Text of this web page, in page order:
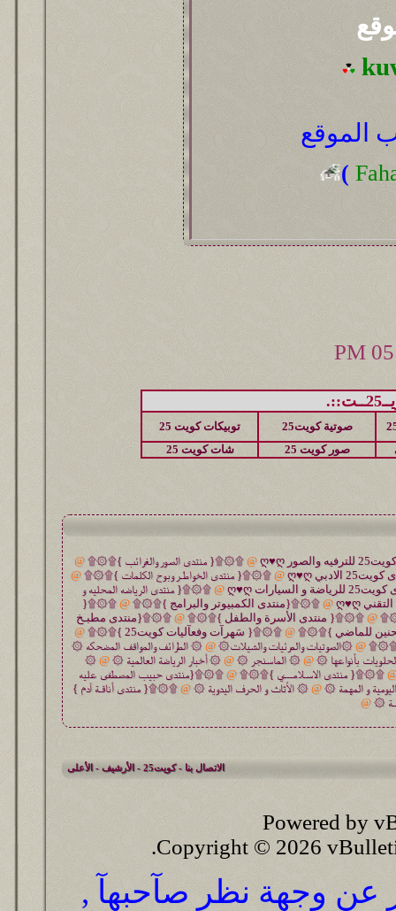
الموقع
(
صوتية كويت25
توبيكات كويت 25
صور كويت 25
شات كويت 25
@ ۩۞۩{ منتدى الصور والغرائب }۩۞۩ @
@۩۞۩{ منتدى الخواطـر وبوح الكلمات }۩۞۩ @
@۩۞۩{ منتدى الرياضه المحليه و
@۩۞۩{منتدى الكمبيوتر والبرامج }۩۞۩ @۩۞۩{
@۩۞۩{ منتدى الأسرة والطفل }۩۞۩ @۩۞۩{منتدى مطبـخ
للماضي }۩۞۩ @ ۩۞۩{ سَهرآت وفعآليات كويت25 }۩۞۩
@
}۩۞۩ @۞الصوتيات والمرئيات والشيلات۞ @۞ الطرائف والمواقف المضحكه ۞
بأنواعها ۞ @۞ الماسنجر ۞ @۞ أخبار الرياضة العالمية ۞ @۞
۩۞۩{ منتدى الاسـلامـــي }۩۞۩ @۩۞۩{منتدى حبيب المصطفى عليه
و المهمة ۞ @۞ الأثاث و الحرف اليدوية ۞ @۩۞۩{ منتدى أناقـة آدم }
۞ @
الاتصال بنا -كويت25 -الأرشيف-الأعلى
Powered by
Copyright © 2026
عن وجهة نظر صآحبهآ ,